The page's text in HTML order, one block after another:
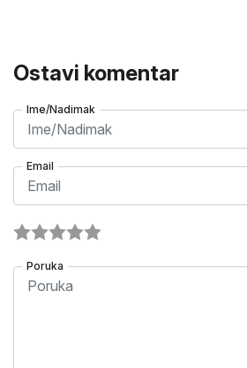
Ostavi komentar
Ime/Nadimak
Email
Poruka